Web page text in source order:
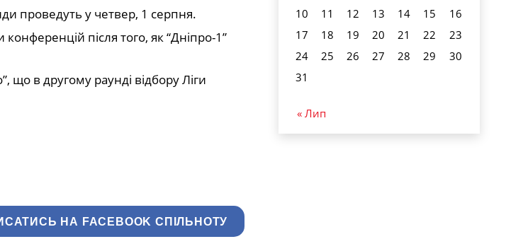
проведуть у четвер, 1 серпня.
після того, як “Дніпро-1”
що в другому раунді відбору Ліги
НА FACEBOOK СПІЛЬНОТУ
10
11 12 13 14 15
16
17
18 19 20 21 22
23
24
25 26 27 28 29
30
31
« Лип